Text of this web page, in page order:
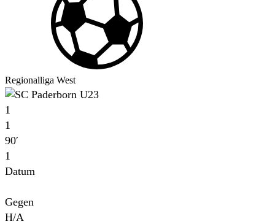
Regionalliga West
1
1
90′
1
Datum
Gegen
H/A